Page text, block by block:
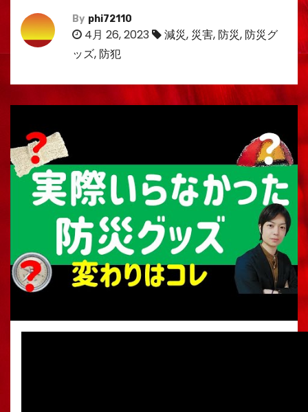
By phi72110
4月 26, 2023 減災, 災害, 防災, 防災グ
ッズ, 防犯